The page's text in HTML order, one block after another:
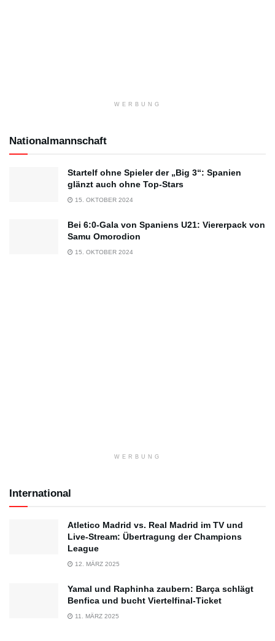
WERBUNG
Nationalmannschaft
Startelf ohne Spieler der „Big 3“: Spanien
glänzt auch ohne Top-Stars
15. OKTOBER 2024
Bei 6:0-Gala von Spaniens U21: Viererpack von
Samu Omorodion
15. OKTOBER 2024
WERBUNG
International
Atletico Madrid vs. Real Madrid im TV und
Live-Stream: Übertragung der Champions
League
12. MÄRZ 2025
Yamal und Raphinha zaubern: Barça schlägt
Benfica und bucht Viertelfinal-Ticket
11. MÄRZ 2025